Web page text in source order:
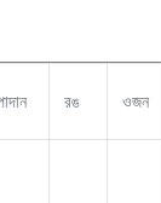
রঙ ওজন